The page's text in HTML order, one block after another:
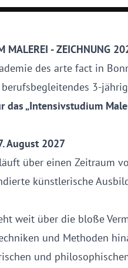
MALEREI - ZEICHNUNG
des arte fact in
3-
das „Intensivstudium
August 2027
über einen Zeitraum
künstlerische
weit über die bloße
und Methoden
und